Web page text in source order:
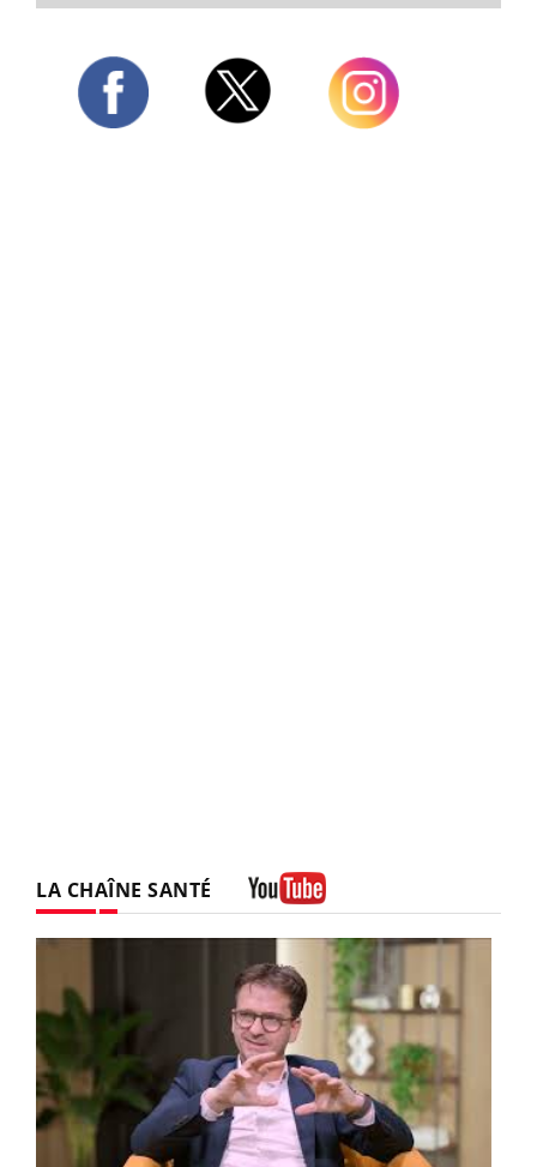
LA CHAÎNE SANTÉ